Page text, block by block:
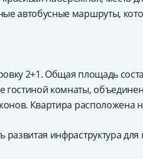
автобусные маршруты,
2+1. Общая площадь
гостиной комнаты,
Квартира расположена
развитая инфраструктура